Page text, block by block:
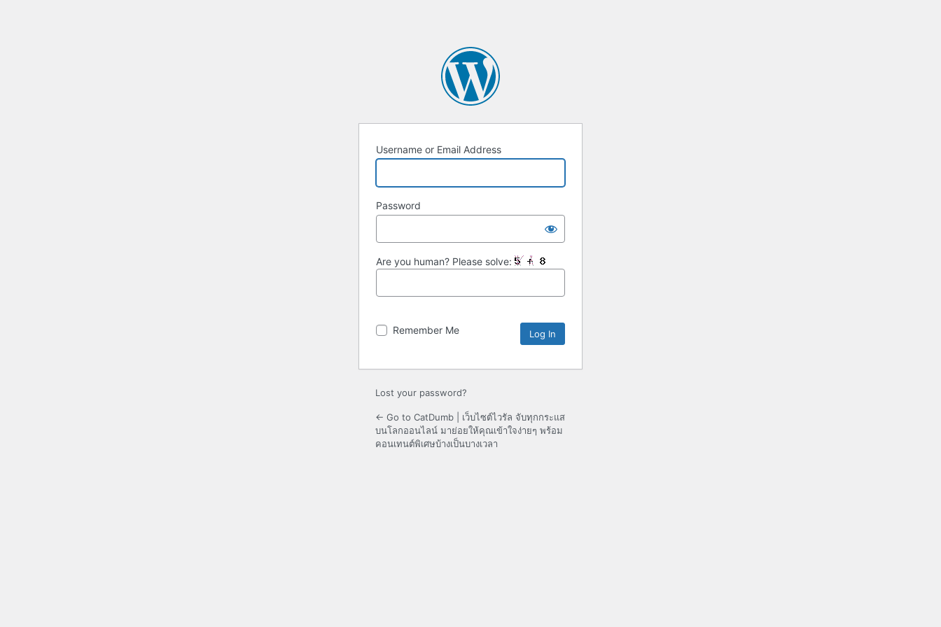
Username or Email Address
Password
Are you human? Please solve:
Remember Me
Lost your password?
← Go to CatDumb | เว็บไซต์ไวรัล จับทุกกระแส
บนโลกออนไลน์ มาย่อยให้คุณเข้าใจง่ายๆ พร้อม
คอนเทนต์พิเศษบ้างเป็นบางเวลา